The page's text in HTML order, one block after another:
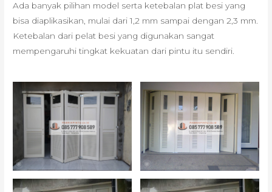
Ada banyak pilihan model serta ketebalan plat besi yang
bisa diaplikasikan, mulai dari 1,2 mm sampai dengan 2,3 mm.
Ketebalan dari pelat besi yang digunakan sangat
mempengaruhi tingkat kekuatan dari pintu itu sendiri.